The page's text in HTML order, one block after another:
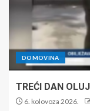
DOMOVINA
TREĆI DAN
6. kolovoza 2026.